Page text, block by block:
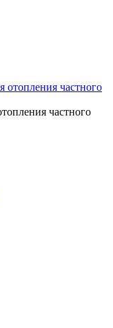
частного